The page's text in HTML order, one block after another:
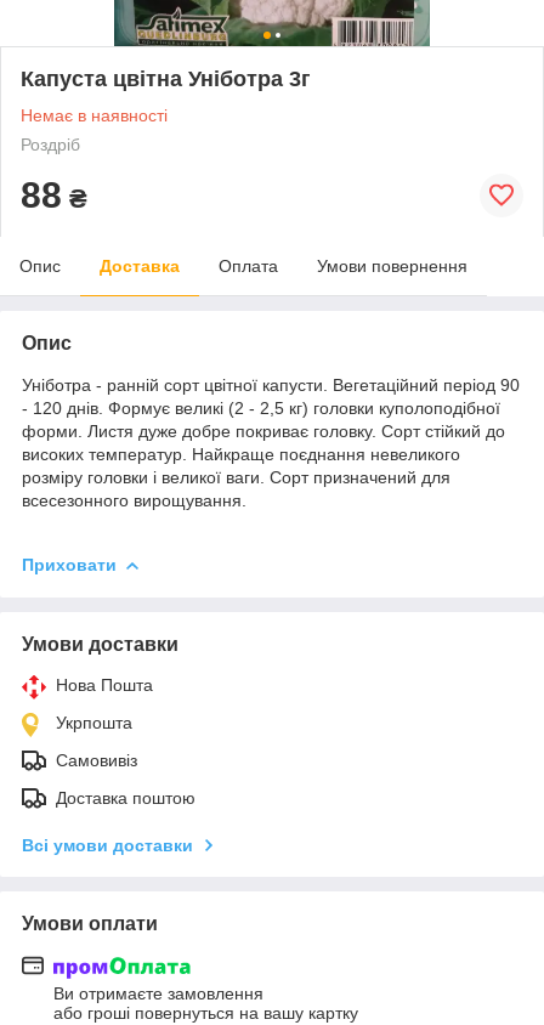
Капуста цвітна Уніботра 3г
Немає в наявності
Роздріб
88 ₴
Опис Доставка Оплата Умови повернення
Опис
Уніботра - ранній сорт цвітної капусти. Вегетаційний період 90
- 120 днів. Формує великі (2 - 2,5 кг) головки куполоподібної
форми. Листя дуже добре покриває головку. Сорт стійкий до
високих температур. Найкраще поєднання невеликого
розміру головки і великої ваги. Сорт призначений для
всесезонного вирощування.
Приховати
Умови доставки
Нова Пошта
Укрпошта
Самовивіз
Доставка поштою
Всі умови доставки
Умови оплати
Ви отримаєте замовлення
або гроші повернуться на вашу картку